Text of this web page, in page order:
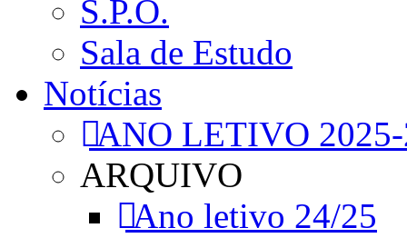
S.P.O.
Sala de Estudo
Notícias
ANO LETIVO
ARQUIVO
Ano letivo 24/25